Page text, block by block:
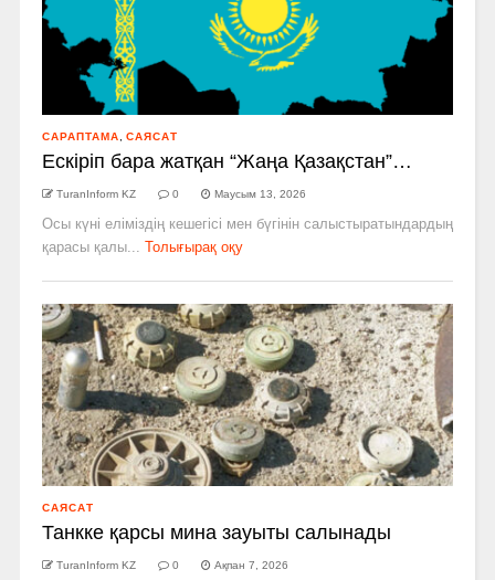
САРАПТАМА САЯСАТ
Ескіріп бара жатқан “Жаңа Қазақстан”…
TuranInform KZ 0 Маусым 13, 2026
Осы күні еліміздің кешегісі мен бүгінін салыстыратындардың
қарасы қалы...
Толығырақ оқу
САЯСАТ
Танкке қарсы мина зауыты салынады
TuranInform KZ 0 Ақпан 7, 2026